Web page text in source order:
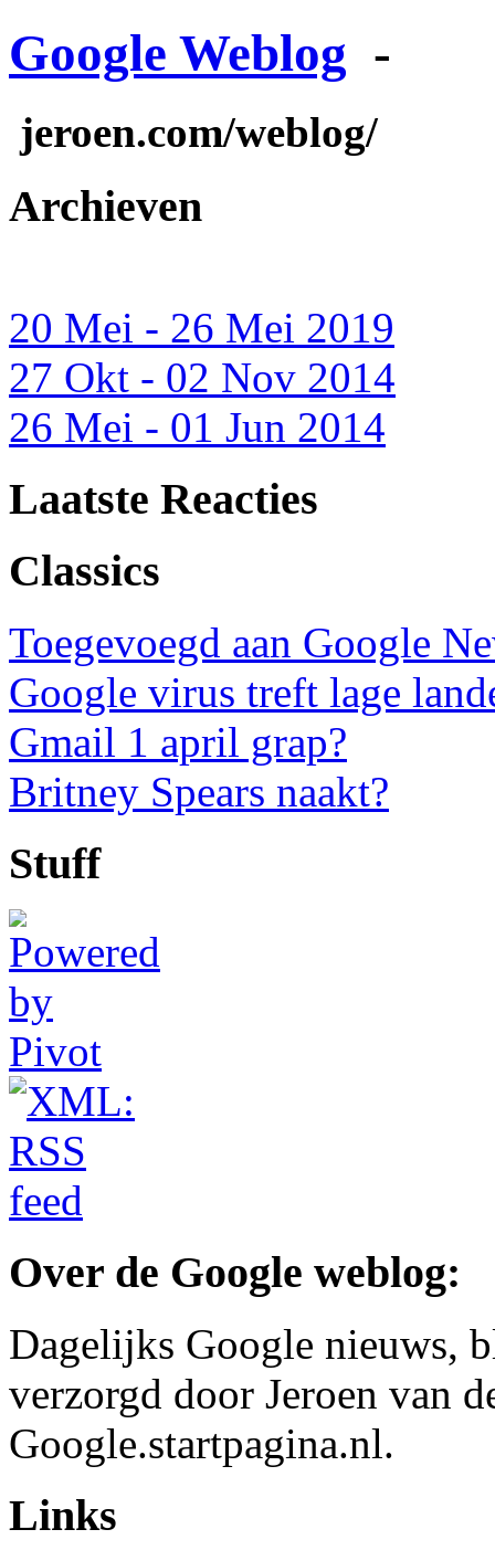
Google Weblog -
jeroen.com/weblog/
Archieven
20 Mei - 26 Mei 2019
27 Okt - 02 Nov 2014
26 Mei - 01 Jun 2014
Laatste Reacties
Classics
Toegevoegd aan Google
Google virus treft lage
Gmail 1 april grap?
Britney Spears naakt?
Stuff
Over de Google weblog:
Dagelijks Google nieuws,
verzorgd door Jeroen van
Google.startpagina.nl.
Links